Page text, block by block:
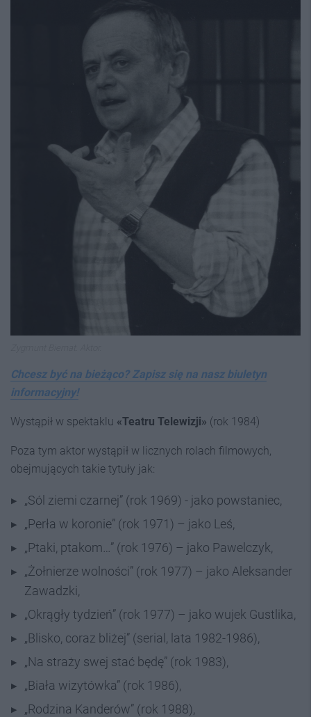
Chcesz być na bieżąco? Zapisz się na nasz biuletyn
informacyjny!
Wystąpił w spektaklu «Teatru Telewizji» (rok 1984)
Poza tym aktor wystąpił w licznych rolach filmowych,
obejmujących takie tytuły jak:
„Sól ziemi czarnej” (rok 1969) - jako powstaniec,
„Perła w koronie” (rok 1971) – jako Leś,
„Ptaki, ptakom…” (rok 1976) – jako Pawelczyk,
„Żołnierze wolności” (rok 1977) – jako Aleksander
Zawadzki,
„Okrągły tydzień” (rok 1977) – jako wujek Gustlika,
„Blisko, coraz bliżej” (serial, lata 1982-1986),
„Na straży swej stać będę” (rok 1983),
„Biała wizytówka” (rok 1986),
„Rodzina Kanderów” (rok 1988),